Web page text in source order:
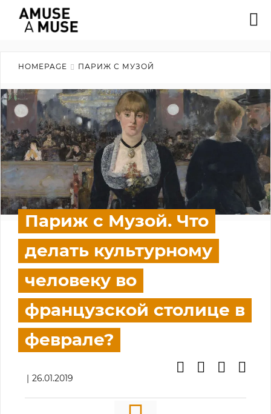
HOMEPAGE ПАРИЖ С МУЗОЙ
Париж с Музой. Что
делать культурному
человеку во
французской столице в
феврале?
26.01.2019